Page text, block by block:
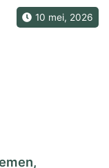
10 mei, 2026